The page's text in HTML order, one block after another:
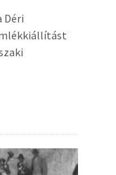
Déri